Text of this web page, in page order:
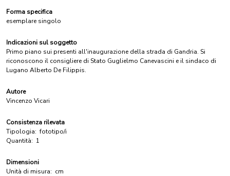
Forma specifica
esemplare singolo
Indicazioni sul soggetto
Primo piano sui presenti all'inaugurazione della strada di Gandria. Si
riconoscono il consigliere di Stato Guglielmo Canevascini e il sindaco di
Lugano Alberto De Filippis.
Autore
Vincenzo Vicari
Consistenza rilevata
Tipologia: fototipo/i
Quantità: 1
Dimensioni
Unità di misura: cm